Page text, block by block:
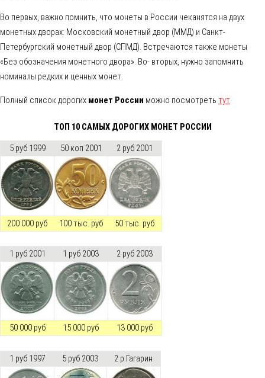
Во первых, важно помнить, что монеты в России чеканятся на двух
монетных дворах: Московский монетный двор (ММД) и Санкт-
Петербургский монетный двор (СПМД). Встречаются также монеты
«Без обозначения монетного двора». Во- вторых, нужно запомнить
номиналы редких и ценных монет.
Полный список дорогих монет России можно посмотреть тут
ТОП 10 САМЫХ ДОРОГИХ МОНЕТ РОССИИ
5 руб 1999
50 коп 2001 2 руб 2001
200 000 руб 100 тыс. руб 50 тыс. руб
1 руб 2001 1 руб 2003 2 руб 2003
50 000 руб 15 000 руб 13 000 руб
1 руб 1997 5 руб 2003 2 р.Гагарин